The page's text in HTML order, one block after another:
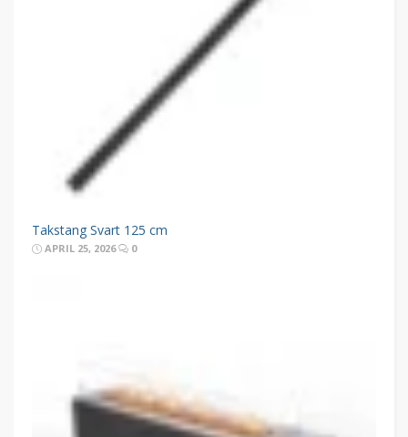
Takstang Svart 125 cm
APRIL 25, 2026 0